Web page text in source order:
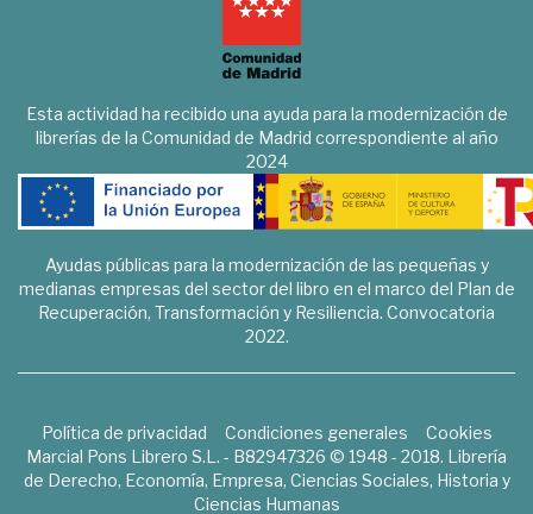
Esta actividad ha recibido una ayuda para la modernización de
librerías de la Comunidad de Madrid correspondiente al año
2024
Ayudas públicas para la modernización de las pequeñas y
medianas empresas del sector del libro en el marco del Plan de
Recuperación, Transformación y Resiliencia. Convocatoria
2022.
Política de privacidad Condiciones generales
Cookies
Marcial Pons Librero S.L. - B82947326 © 1948 - 2018. Librería
de Derecho, Economía, Empresa, Ciencias Sociales, Historia y
Ciencias Humanas